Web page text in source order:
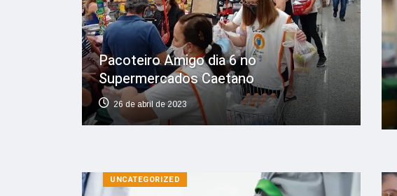
Pacoteiro Amigo dia 6 no
Supermercados Caetano
26 de abril de 2023
UNCATEGORIZED